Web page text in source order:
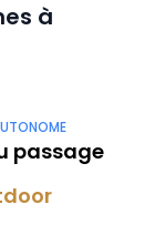
à
passage